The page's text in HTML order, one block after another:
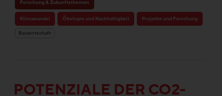
Forschung & Zukunftsthemen
Klimawandel Ökologie und Nachhaltigkeit Projekte und Forschung
Bauwirtschaft
POTENZIALE DER CO2-